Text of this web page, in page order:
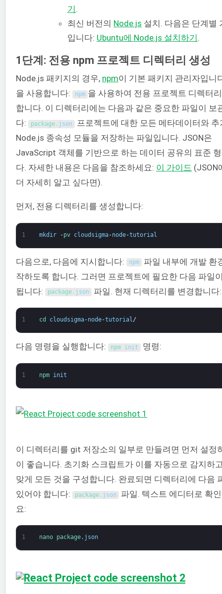
기
최신 버전의 Node.js 설치. 다음은 단계별
입니다: Ubuntu에 Node.js 설치하기
1단계: 전용 npm 프로젝트 디렉터리 생성
Node.js 패키지의 경우, npm이 기본 패키지 관리자입니
을 사용합니다:
npm 을 사용하여 전용 프로젝트 디렉터
합니다. 이 디렉터리에는 다음과 같은 중요한 파일이 보
다:
package. json 프로젝트에 대한 모든 메타데이터와 추
Node.js 종속성 모듈을 저장하는 파일입니다. JSON은
JavaScript 객체를 기반으로 하는 데이터 공유의 표준
다. 자세한 내용은 다음을 참조하세요: 이 가이드 (JSON
더 자세히 알고 싶다면).
먼저, 전용 디렉터리를 생성합니다:
1 mkdir -pv cloudsigma-node-tutorial
다음으로, 다음에 지시합니다: npm 파일 내부에 개발 환
작하도록 합니다. 그러면 프로젝트에 필요한 다음 파일
됩니다:
package. json 파일. 현재 디렉터리를 변경합니다:
1 cd cloudsigma-node-tutorial/
다음 명령을 실행합니다: npm init 명령:
1 npm init
이 디렉터리를 git 저장소의 일부로 만들려면 먼저 설정
이 좋습니다. 초기화 스크립트가 이를 자동으로 감지하
맞게 모든 것을 구성합니다. 완료되면 디렉터리에 다음
있어야 합니다:
package. json 파일. 텍스트 에디터로 확
요:
1 nano package. json